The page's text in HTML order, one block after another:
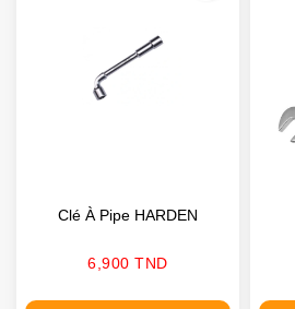
Clé À Pipe HARDEN
Prix
6,900 TND